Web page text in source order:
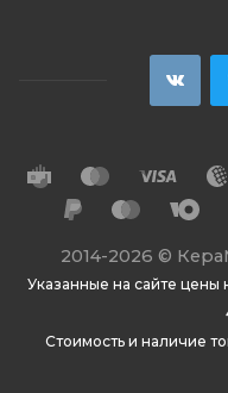
2014-2026 ©
Указанные на сайте цены
Стоимость и наличие